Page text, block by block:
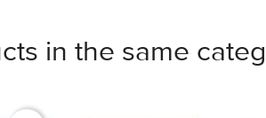
in the same